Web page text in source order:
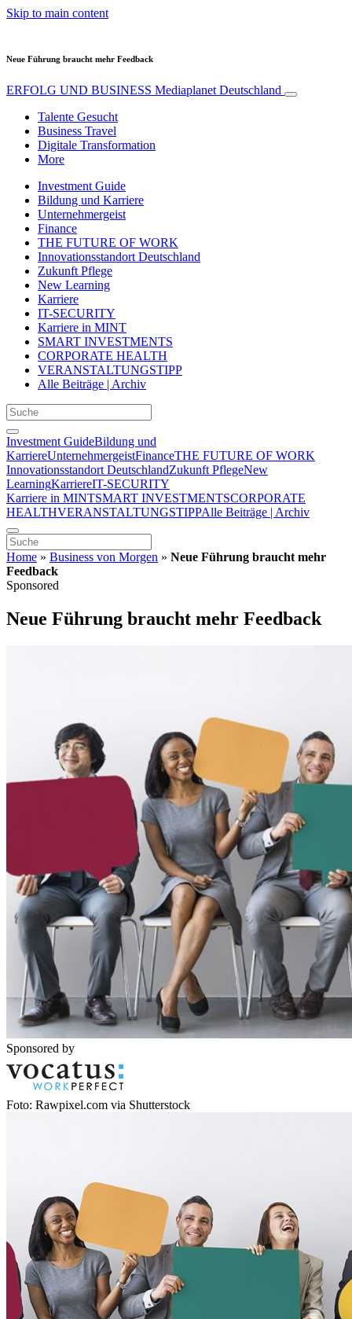
Skip to main content
Neue Führung braucht mehr Feedback
ERFOLG UND BUSINESS Mediaplanet Deutschland
Talente Gesucht
Business Travel
Digitale Transformation
More
Investment Guide
Bildung und Karriere
Unternehmergeist
Finance
THE FUTURE OF WORK
Innovationsstandort Deutschland
Zukunft Pflege
New Learning
Karriere
IT-SECURITY
Karriere in MINT
SMART INVESTMENTS
CORPORATE HEALTH
VERANSTALTUNGSTIPP
Alle Beiträge | Archiv
Investment GuideBildung und
KarriereUnternehmergeistFinanceTHE FUTURE OF WORK
Innovationsstandort DeutschlandZukunft PflegeNew
LearningKarriereIT-SECURITY
Karriere in MINTSMART INVESTMENTSCORPORATE
HEALTHVERANSTALTUNGSTIPPAlle Beiträge | Archiv
Home » Business von Morgen » Neue Führung braucht mehr
Feedback
Sponsored
Neue Führung braucht mehr Feedback
Sponsored by
Foto: Rawpixel.com via Shutterstock